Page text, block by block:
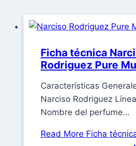
Ficha técnica
Rodriguez Pure
Características
Narciso Rodriguez
Nombre del perfume…
Read More Ficha